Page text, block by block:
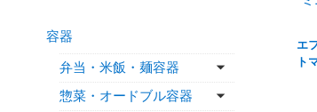
エ
ト
容器
弁当・米飯・麺容器
惣菜・オードブル容器